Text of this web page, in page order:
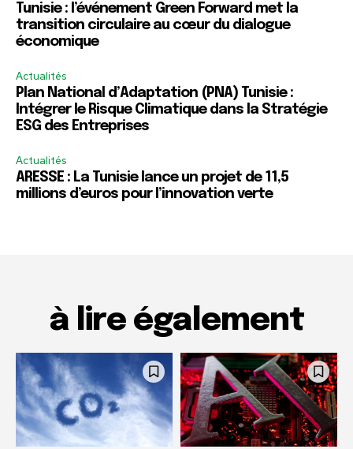
Tunisie : l’événement Green Forward met la
transition circulaire au cœur du dialogue
économique
Actualités
Plan National d’Adaptation (PNA) Tunisie :
Intégrer le Risque Climatique dans la Stratégie
ESG des Entreprises
Actualités
ARESSE : La Tunisie lance un projet de 11,5
millions d’euros pour l’innovation verte
à lire également